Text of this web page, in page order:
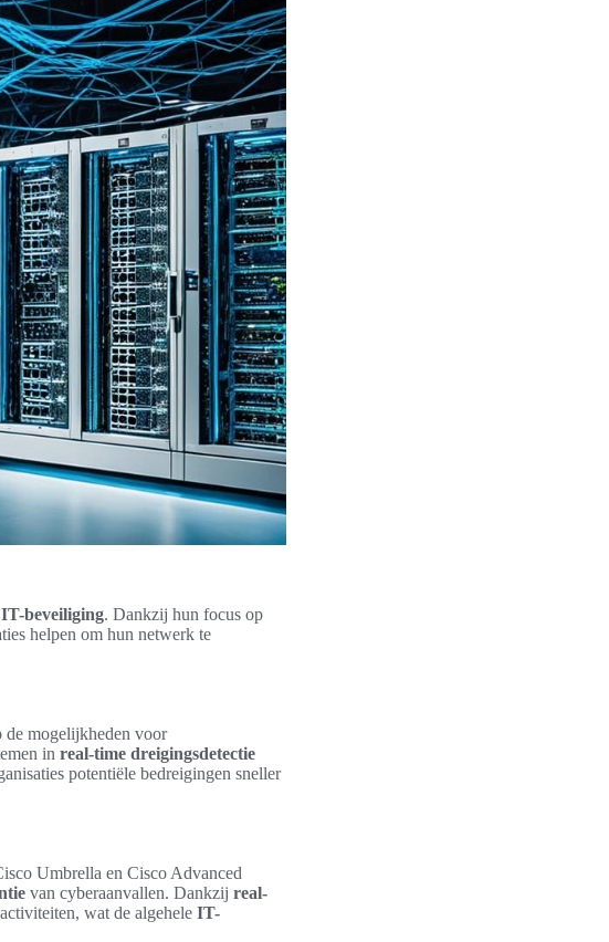
IT-beveiliging. Dankzij hun focus op
helpen om hun netwerk te
mogelijkheden voor
in real-time dreigingsdetectie
potentiële bedreigingen sneller
Umbrella en Cisco Advanced
van cyberaanvallen. Dankzij real-
wat de algehele IT-